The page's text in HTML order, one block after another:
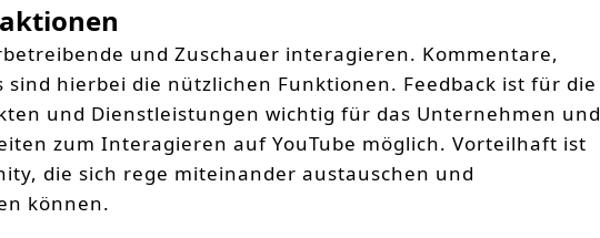
und Zuschauer interagieren. Kommentare,
sind hierbei die nützlichen Funktionen. Feedback ist für die
und Dienstleistungen wichtig für das Unternehmen und
zum Interagieren auf YouTube möglich. Vorteilhaft ist
die sich rege miteinander austauschen und
können.